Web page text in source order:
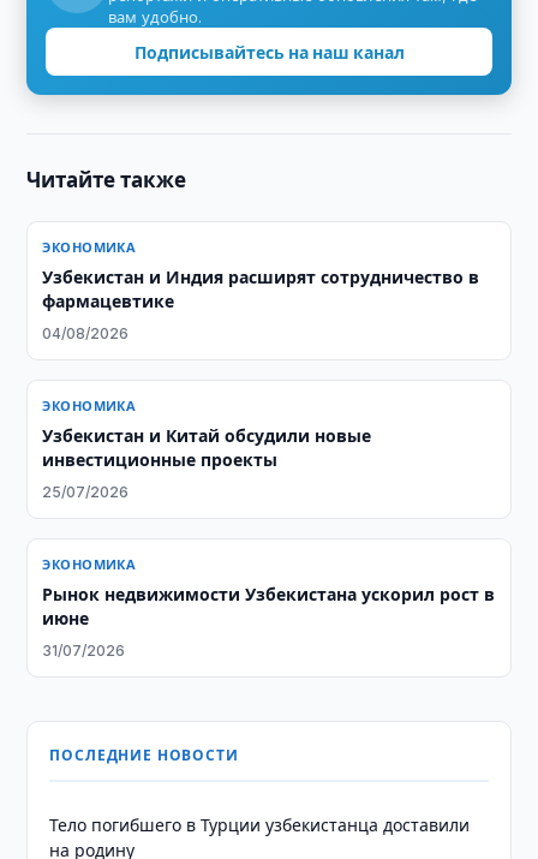
вам удобно.
Подписывайтесь на наш канал
Читайте также
ЭКОНОМИКА
Узбекистан и Индия расширят сотрудничество в
фармацевтике
04/08/2026
ЭКОНОМИКА
Узбекистан и Китай обсудили новые
инвестиционные проекты
25/07/2026
ЭКОНОМИКА
Рынок недвижимости Узбекистана ускорил рост в
июне
31/07/2026
ПОСЛЕДНИЕ НОВОСТИ
Тело погибшего в Турции узбекистанца доставили
на родину